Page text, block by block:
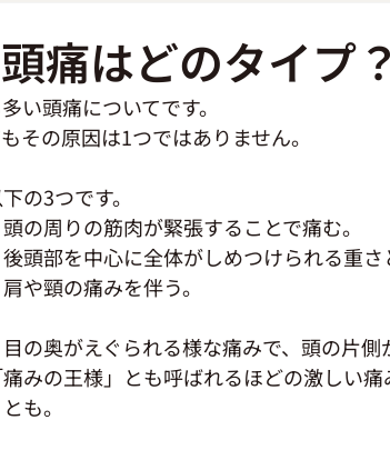
痛はどのタイプ？
い頭痛についてです。
その原因は1つではありません。
の3つです。
の周りの筋肉が緊張することで痛む。
全体がしめつけられる重さと
みを伴う。
の奥がえぐられる様な痛みで、頭の片側
も呼ばれるほどの激しい痛みが